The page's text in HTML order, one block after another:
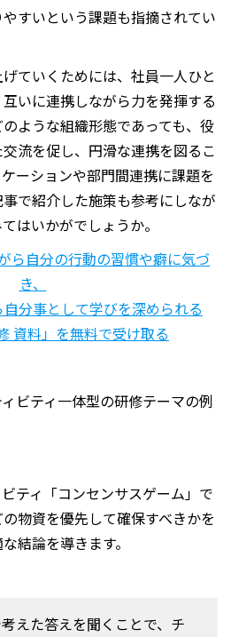
すいという課題も指摘されてい
ていくためには、社員一人ひと
いに連携しながら力を発揮する
ような組織形態であっても、役
流を促し、円滑な連携を図るこ
ーションや部門間連携に課題を
で紹介した施策も参考にしなが
はいかがでしょうか。
ら自分の行動の習慣や癖に気づ
き、
分事として学びを深められる
資料」を無料で受け取る
ビティ一体型の研修テーマの例
ティ「コンセンサスゲーム」で
物資を優先して確保すべきかを
結論を導きます。
えた答えを聞くことで、チ